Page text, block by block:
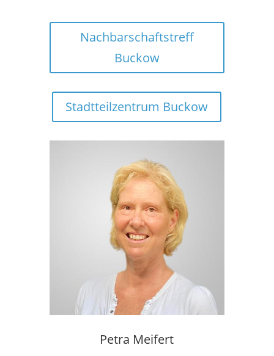
Nachbarschaftstreff
Buckow
Stadtteilzentrum Buckow
Petra Meifert